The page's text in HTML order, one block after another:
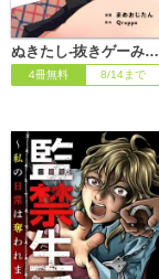
ぬきたし-抜きゲーみたいな島に住んでるわたしはどうすりゃいいですか？-
4冊無料 8/14まで